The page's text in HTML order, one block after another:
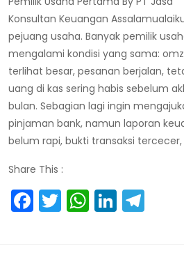
Konsultan Keuangan
pejuang usaha. Banyak pemilik
mengalami kondisi yang sama:
terlihat besar, pesanan berjalan,
uang di kas sering habis sebelum
bulan. Sebagian lagi ingin
pinjaman bank, namun laporan
belum rapi, bukti transaksi
Share This :
Facebook
Twitter